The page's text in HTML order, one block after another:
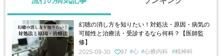
幻聴の消し方を知りたい！対処法・原因・病気の
可能性と治療法・受診するなら何科？【医師監
修】
2025-09-30
97 心 心療内科 精神科